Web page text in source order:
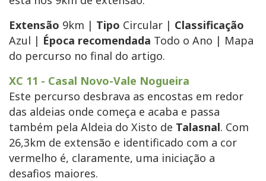
Extensão 9km | Tipo Circular | Classificação
Azul | Época recomendada Todo o Ano | Mapa
do percurso no final do artigo.
XC 11 - Casal Novo-Vale Nogueira
Este percurso desbrava as encostas em redor
das aldeias onde começa e acaba e passa
também pela Aldeia do Xisto de Talasnal. Com
26,3km de extensão e identificado com a cor
vermelho é, claramente, uma iniciação a
desafios maiores.